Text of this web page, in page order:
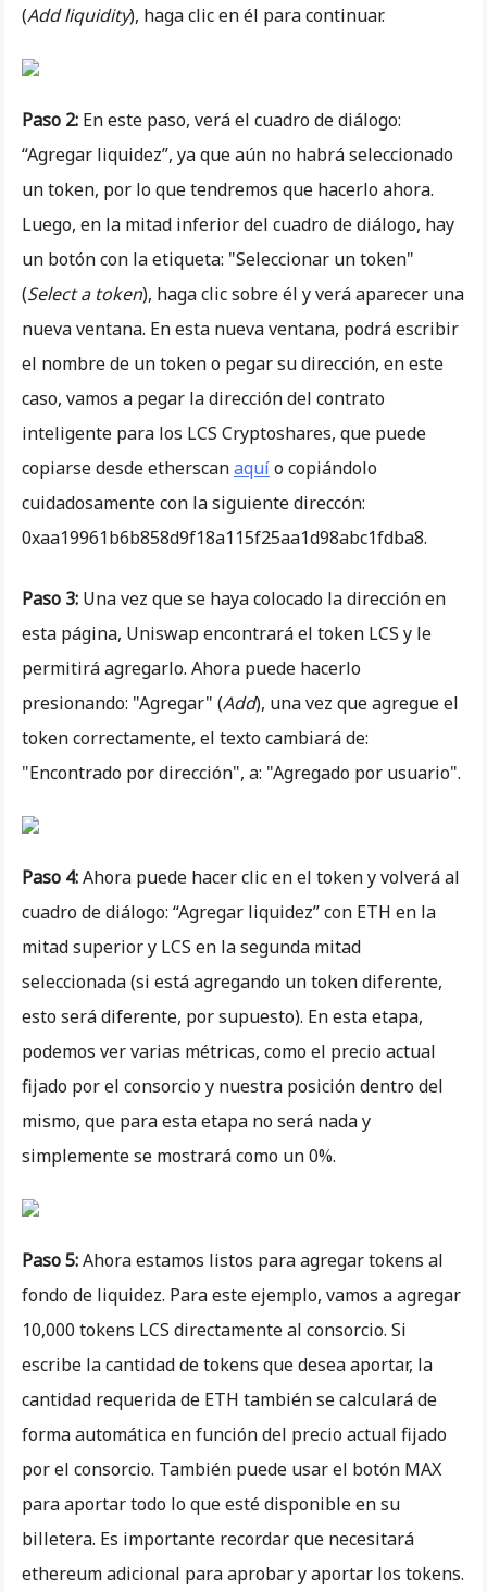
(Add liquidity), haga clic en él para continuar.
Paso 2: En este paso, verá el cuadro de diálogo:
“Agregar liquidez”, ya que aún no habrá seleccionado
un token, por lo que tendremos que hacerlo ahora.
Luego, en la mitad inferior del cuadro de diálogo, hay
un botón con la etiqueta: "Seleccionar un token"
(Select a token), haga clic sobre él y verá aparecer una
nueva ventana. En esta nueva ventana, podrá escribir
el nombre de un token o pegar su dirección, en este
caso, vamos a pegar la dirección del contrato
inteligente para los LCS Cryptoshares, que puede
copiarse desde etherscanaquío copiándolo
cuidadosamente con la siguiente direccón:
0xaa19961b6b858d9f18a115f25aa1d98abc1fdba8.
Paso 3: Una vez que se haya colocado la dirección en
esta página, Uniswap encontrará el token LCS y le
permitirá agregarlo. Ahora puede hacerlo
presionando: "Agregar" (Add), una vez que agregue el
token correctamente, el texto cambiará de:
"Encontrado por dirección", a: "Agregado por usuario".
Paso 4:Ahora puede hacer clic en el token y volverá al
cuadro de diálogo: “Agregar liquidez” con ETH en la
mitad superior y LCS en la segunda mitad
seleccionada (si está agregando un token diferente,
esto será diferente, por supuesto). En esta etapa,
podemos ver varias métricas, como el precio actual
fijado por el consorcio y nuestra posición dentro del
mismo, que para esta etapa no será nada y
simplemente se mostrará como un 0%.
Paso 5:Ahora estamos listos para agregar tokens al
fondo de liquidez. Para este ejemplo, vamos a agregar
10,000 tokens LCS directamente al consorcio. Si
escribe la cantidad de tokens que desea aportar, la
cantidad requerida de ETH también se calculará de
forma automática en función del precio actual fijado
por el consorcio. También puede usar el botón MAX
para aportar todo lo que esté disponible en su
billetera. Es importante recordar que necesitará
ethereum adicional para aprobar y aportar los tokens.